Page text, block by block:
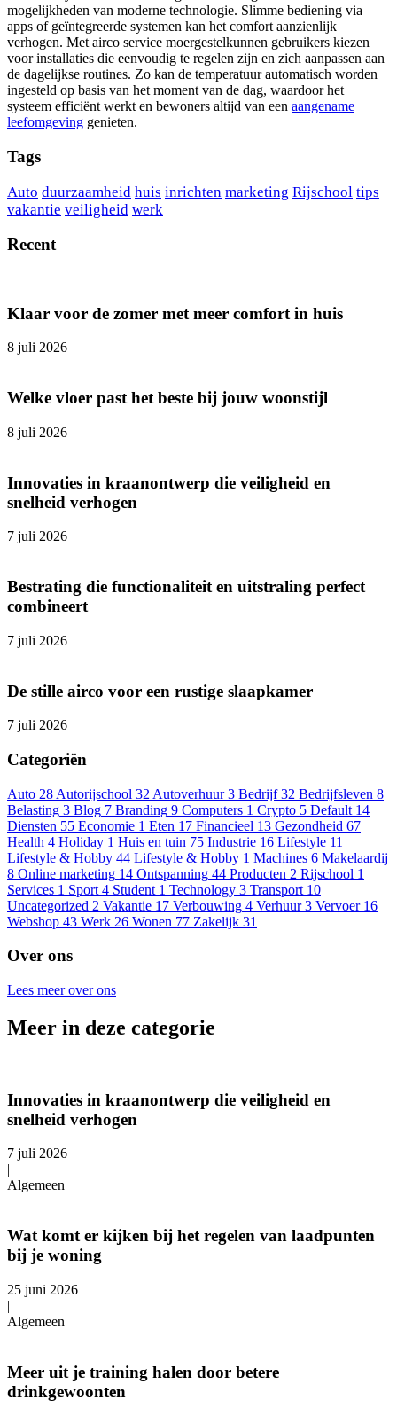
mogelijkheden van moderne technologie. Slimme bediening via
apps of geïntegreerde systemen kan het comfort aanzienlijk
verhogen. Met airco service moergestelkunnen gebruikers kiezen
voor installaties die eenvoudig te regelen zijn en zich aanpassen aan
de dagelijkse routines. Zo kan de temperatuur automatisch worden
ingesteld op basis van het moment van de dag, waardoor het
systeem efficiënt werkt en bewoners altijd van een aangename
leefomgeving genieten.
Tags
Auto duurzaamheid huis inrichten marketing Rijschool tips
vakantie veiligheid werk
Recent
Klaar voor de zomer met meer comfort in huis
8 juli 2026
Welke vloer past het beste bij jouw woonstijl
8 juli 2026
Innovaties in kraanontwerp die veiligheid en
snelheid verhogen
7 juli 2026
Bestrating die functionaliteit en uitstraling perfect
combineert
7 juli 2026
De stille airco voor een rustige slaapkamer
7 juli 2026
Categoriën
Auto 28 Autorijschool 32 Autoverhuur 3 Bedrijf 32 Bedrijfsleven 8
Belasting 3 Blog 7 Branding 9 Computers 1 Crypto 5 Default 14
Diensten 55 Economie 1 Eten 17 Financieel 13 Gezondheid 67
Health 4 Holiday 1 Huis en tuin 75 Industrie 16 Lifestyle 11
Lifestyle & Hobby 44 Lifestyle & Hobby 1 Machines 6 Makelaardij
8 Online marketing 14 Ontspanning 44 Producten 2 Rijschool 1
Services 1 Sport 4 Student 1 Technology 3 Transport 10
Uncategorized 2 Vakantie 17 Verbouwing 4 Verhuur 3 Vervoer 16
Webshop 43 Werk 26 Wonen 77 Zakelijk 31
Over ons
Lees meer over ons
Meer in deze categorie
Innovaties in kraanontwerp die veiligheid en
snelheid verhogen
7 juli 2026
|
Algemeen
Wat komt er kijken bij het regelen van laadpunten
bij je woning
25 juni 2026
|
Algemeen
Meer uit je training halen door betere
drinkgewoonten